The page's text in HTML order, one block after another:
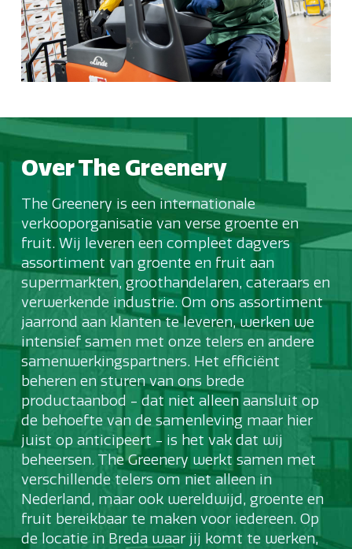
Over The Greenery
The Greenery is een internationale
verkooporganisatie van verse groente en
fruit. Wij leveren een compleet dagvers
assortiment van groente en fruit aan
supermarkten, groothandelaren, cateraars en
verwerkende industrie. Om ons assortiment
jaarrond aan klanten te leveren, werken we
intensief samen met onze telers en andere
samenwerkingspartners. Het efficiënt
beheren en sturen van ons brede
productaanbod - dat niet alleen aansluit op
de behoefte van de samenleving maar hier
juist op anticipeert - is het vak dat wij
beheersen. The Greenery werkt samen met
verschillende telers om niet alleen in
Nederland, maar ook wereldwijd, groente en
fruit bereikbaar te maken voor iedereen. Op
de locatie in Breda waar jij komt te werken,